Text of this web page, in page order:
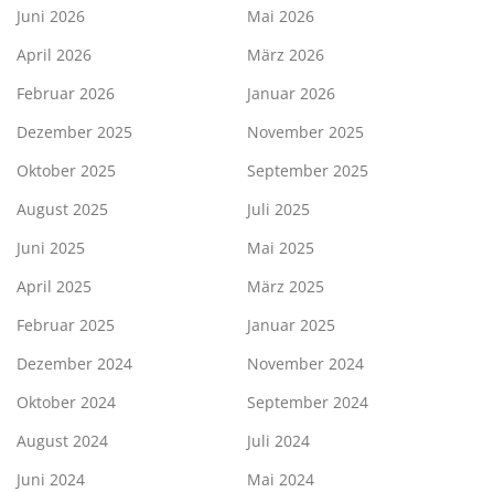
Juni 2026
Mai 2026
April 2026
März 2026
Februar 2026
Januar 2026
Dezember 2025
November 2025
Oktober 2025
September 2025
August 2025
Juli 2025
Juni 2025
Mai 2025
April 2025
März 2025
Februar 2025
Januar 2025
Dezember 2024
November 2024
Oktober 2024
September 2024
August 2024
Juli 2024
Juni 2024
Mai 2024